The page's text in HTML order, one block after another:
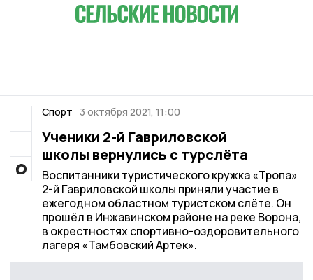
Спорт 3 октября 2021, 11:00
Ученики 2-й Гавриловской
школы вернулись с турслёта
Воспитанники туристического кружка «Тропа»
2-й Гавриловской школы приняли участие в
ежегодном областном туристском слёте. Он
прошёл в Инжавинском районе на реке Ворона,
в окрестностях спортивно-оздоровительного
лагеря «Тамбовский Артек».